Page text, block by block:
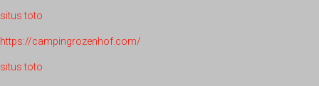
situs toto
https://campingrozenhof.com/
situs toto